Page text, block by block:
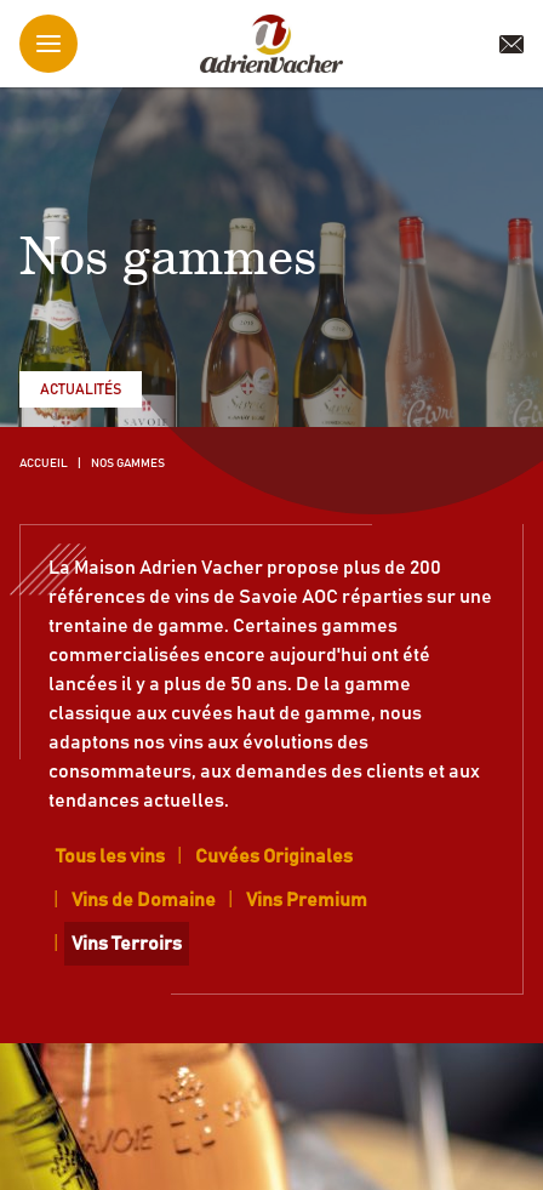
Nos gammes
ACCUEIL NOS GAMMES
ACTUALITÉS
La Maison Adrien Vacher propose plus de 200
références de vins de Savoie AOC réparties sur une
trentaine de gamme. Certaines gammes
commercialisées encore aujourd'hui ont été
lancées il y a plus de 50 ans. De la gamme
classique aux cuvées haut de gamme, nous
adaptons nos vins aux évolutions des
consommateurs, aux demandes des clients et aux
tendances actuelles.
Tous les vins Cuvées Originales
Vins de Domaine Vins Premium
Vins Terroirs